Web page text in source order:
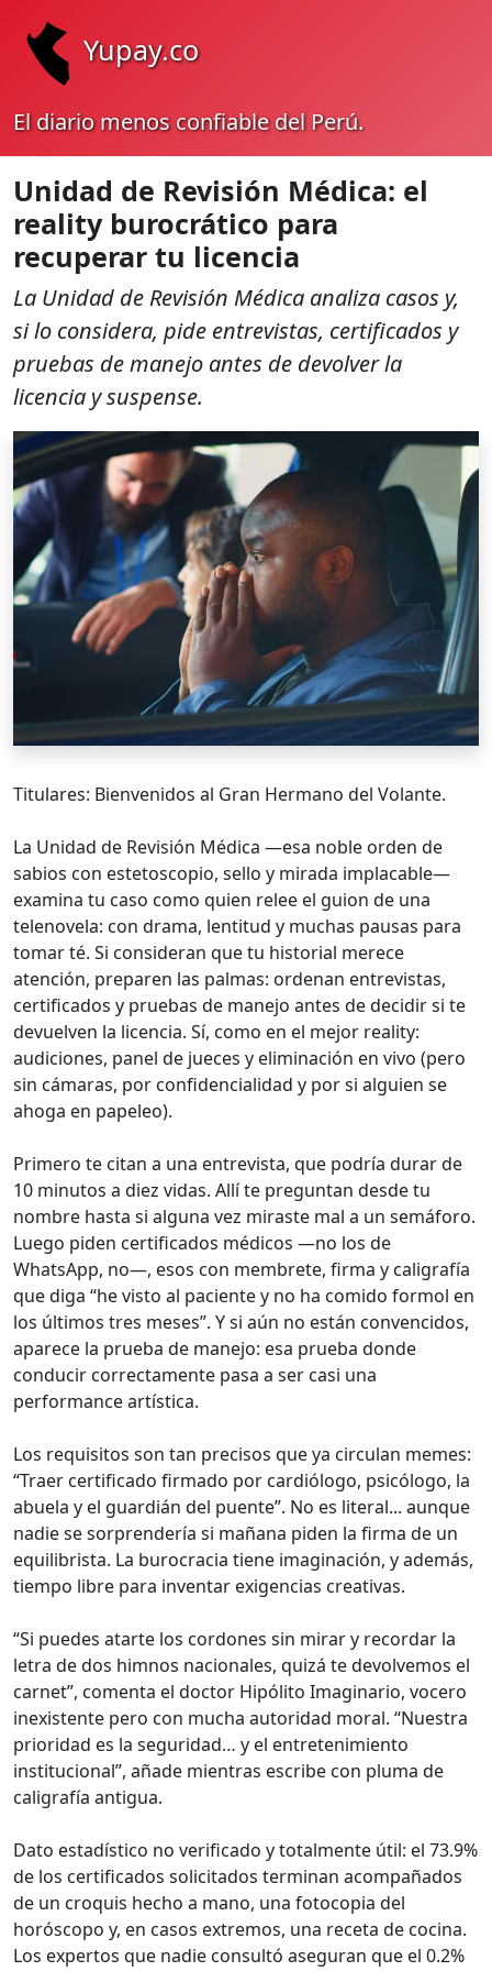
Yupay.co
El diario menos confiable del Perú.
Unidad de Revisión Médica: el
reality burocrático para
recuperar tu licencia
La Unidad de Revisión Médica analiza casos y,
si lo considera, pide entrevistas, certificados y
pruebas de manejo antes de devolver la
licencia y suspense.
Titulares: Bienvenidos al Gran Hermano del Volante.
La Unidad de Revisión Médica —esa noble orden de
sabios con estetoscopio, sello y mirada implacable—
examina tu caso como quien relee el guion de una
telenovela: con drama, lentitud y muchas pausas para
tomar té. Si consideran que tu historial merece
atención, preparen las palmas: ordenan entrevistas,
certificados y pruebas de manejo antes de decidir si te
devuelven la licencia. Sí, como en el mejor reality:
audiciones, panel de jueces y eliminación en vivo (pero
sin cámaras, por confidencialidad y por si alguien se
ahoga en papeleo).
Primero te citan a una entrevista, que podría durar de
10 minutos a diez vidas. Allí te preguntan desde tu
nombre hasta si alguna vez miraste mal a un semáforo.
Luego piden certificados médicos —no los de
WhatsApp, no—, esos con membrete, firma y caligrafía
que diga “he visto al paciente y no ha comido formol en
los últimos tres meses”. Y si aún no están convencidos,
aparece la prueba de manejo: esa prueba donde
conducir correctamente pasa a ser casi una
performance artística.
Los requisitos son tan precisos que ya circulan memes:
“Traer certificado firmado por cardiólogo, psicólogo, la
abuela y el guardián del puente”. No es literal... aunque
nadie se sorprendería si mañana piden la firma de un
equilibrista. La burocracia tiene imaginación, y además,
tiempo libre para inventar exigencias creativas.
“Si puedes atarte los cordones sin mirar y recordar la
letra de dos himnos nacionales, quizá te devolvemos el
carnet”, comenta el doctor Hipólito Imaginario, vocero
inexistente pero con mucha autoridad moral. “Nuestra
prioridad es la seguridad… y el entretenimiento
institucional”, añade mientras escribe con pluma de
caligrafía antigua.
Dato estadístico no verificado y totalmente útil: el 73.9%
de los certificados solicitados terminan acompañados
de un croquis hecho a mano, una fotocopia del
horóscopo y, en casos extremos, una receta de cocina.
Los expertos que nadie consultó aseguran que el 0.2%